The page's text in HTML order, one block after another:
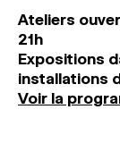
Ateliers
21h
Expositions
installations
Voir la